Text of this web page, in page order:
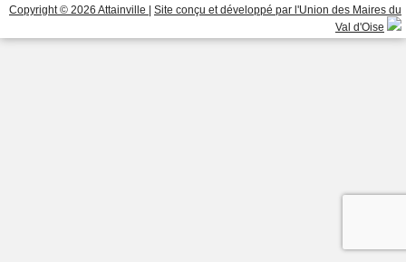
Copyright © 2026 Attainville | Site conçu et développé par l'Union des Maires du
Val d'Oise